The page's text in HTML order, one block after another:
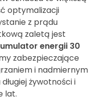
optymalizacji
z prądu
zaletą jest
energii 30
zabezpieczające
i nadmiernym
żywotności i
lat.